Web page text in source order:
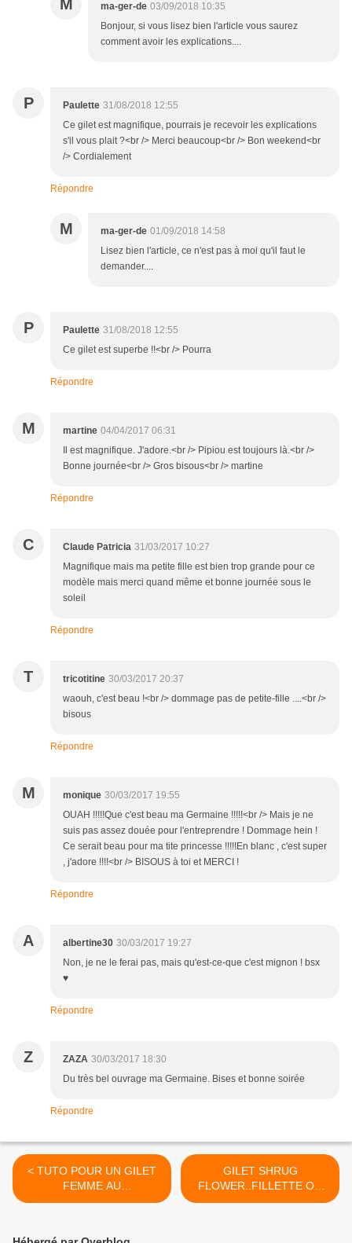
M ma-ger-de 03/09/2018 10:35
Bonjour, si vous lisez bien l'article vous saurez
comment avoir les explications....
P Paulette 31/08/2018 12:55
Ce gilet est magnifique, pourrais je recevoir les explications
s'il vous plait ?<br /> Merci beaucoup<br /> Bon weekend<br
/> Cordialement
Répondre
M ma-ger-de 01/09/2018 14:58
Lisez bien l'article, ce n'est pas à moi qu'il faut le
demander....
P Paulette 31/08/2018 12:55
Ce gilet est superbe !!<br /> Pourra
Répondre
M martine 04/04/2017 06:31
Il est magnifique. J'adore.<br /> Pipiou est toujours là.<br />
Bonne journée<br /> Gros bisous<br /> martine
Répondre
C Claude Patricia 31/03/2017 10:27
Magnifique mais ma petite fille est bien trop grande pour ce
modèle mais merci quand même et bonne journée sous le
soleil
Répondre
T tricotitine 30/03/2017 20:37
waouh, c'est beau !<br /> dommage pas de petite-fille ....<br />
bisous
Répondre
M monique 30/03/2017 19:55
OUAH !!!!!Que c'est beau ma Germaine !!!!!<br /> Mais je ne
suis pas assez douée pour l'entreprendre ! Dommage hein !
Ce serait beau pour ma tite princesse !!!!!En blanc , c'est super
, j'adore !!!!<br /> BISOUS à toi et MERCI !
Répondre
A albertine30 30/03/2017 19:27
Non, je ne le ferai pas, mais qu'est-ce-que c'est mignon ! bsx
♥
Répondre
Z ZAZA 30/03/2017 18:30
Du très bel ouvrage ma Germaine. Bises et bonne soirée
Répondre
< TUTO POUR UN GILET
FEMME AU
TRICOT...FACILE..
GILET SHRUG
FLOWER..FILLETTE OU
FEMME AU CROCHET >